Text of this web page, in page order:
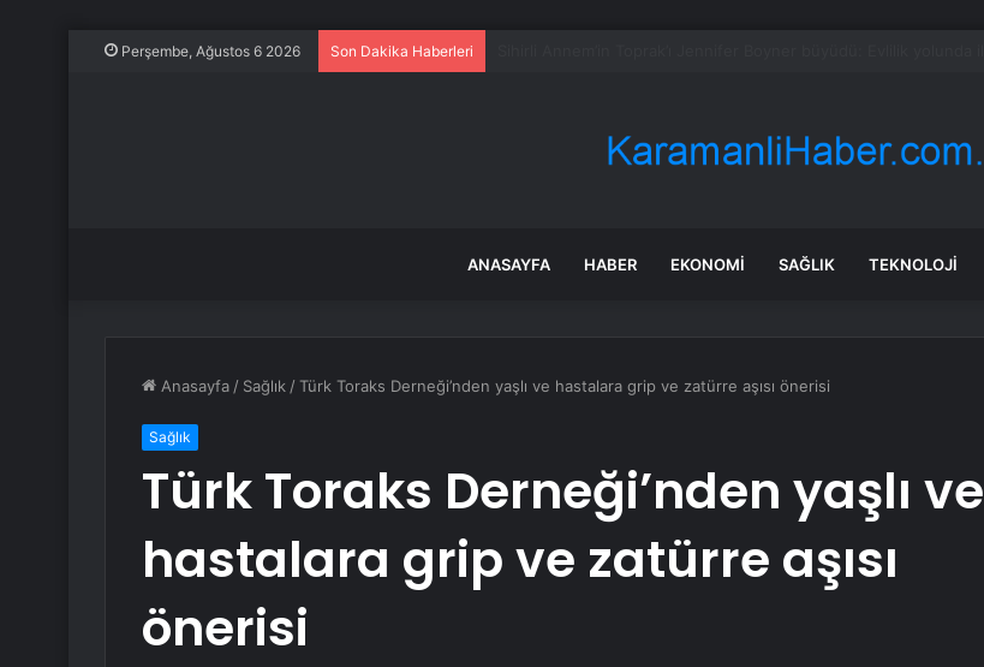
Perşembe, Ağustos 6 2026 Son Dakika Haberleri
ANASAYFA HABER EKONOMI SAĞLIK TEKNOLOJI
Anasayfa / Sağlık /Türk Toraks Derneği’nden yaşlı ve hastalara grip ve zatürre aşısı önerisi
Sağlık
Türk Toraks Derneği’nden yaşlı ve
hastalara grip ve zatürre aşısı
önerisi